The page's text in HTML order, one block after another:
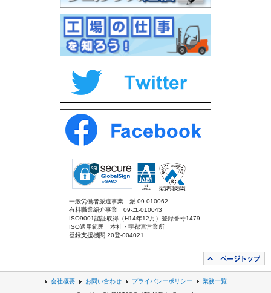
一般労働者派遣事業 派 09-010062
有料職業紹介事業 09-ユ-010043
ISO9001認証取得（H14年12月）登録番号1479
ISO適用範囲 本社・宇都宮営業所
登録支援機関 20登-004021
会社概要 お問い合わせ プライバシーポリシー 業務一覧